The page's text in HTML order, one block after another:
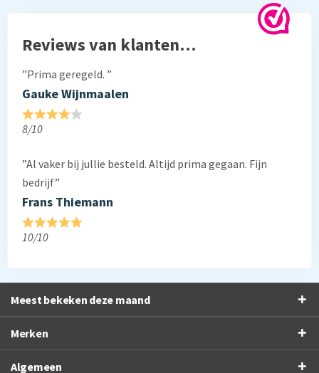
Reviews van klanten…
”Prima geregeld. ”
Gauke Wijnmaalen
8/10
”Al vaker bij jullie besteld. Altijd prima gegaan. Fijn
bedrijf”
Frans Thiemann
10/10
Meest bekeken deze maand
Merken
Algemeen